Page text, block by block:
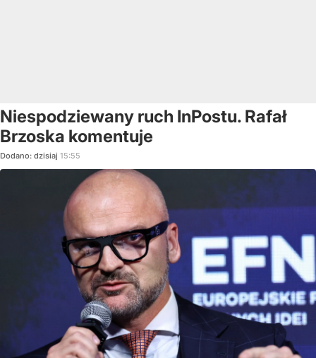
Niespodziewany ruch InPostu. Rafał
Brzoska komentuje
Dodano: dzisiaj 15:55